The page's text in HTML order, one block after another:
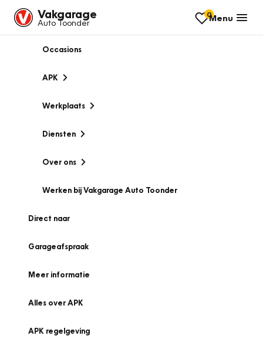
Vakgarage
Auto Toonder
0Menu
Occasions
APK
Werkplaats
Diensten
Over ons
Werken bij Vakgarage Auto Toonder
Direct naar
Garageafspraak
Meer informatie
Alles over APK
APK regelgeving